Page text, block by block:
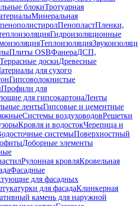
блокиТротуарная
Минеральная
ПенопластПленки,
Гидроизоляционные
Теплоизоляция
Плиты OSBФанераДСП,
Террасные доскиДревесные
для сухого
Гипсоволокнистые
Профили для
для гипсокартонаЛенты
лентыГипсовые и цементные
Системы воздуховодовРешетки
Кровля и водостокЧерепица и
системыПоверхностный
Доборные элементы
Рулонная кровляКровельная
Фасадные
для фасадных
для фасадаКлинкерная
камень для наружной